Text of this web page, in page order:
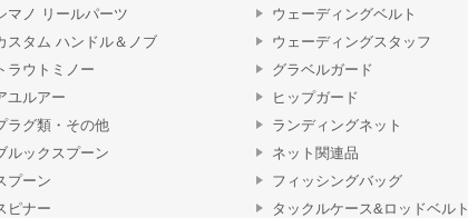
マノ リールパーツ
スタム ハンドル＆ノブ
トラウトミノー
ユルアー
ラグ類・その他
ルックスプーン
プーン
ピナー
ウェーディングベルト
ウェーディングスタッフ
グラベルガード
ヒップガード
ランディングネット
ネット関連品
フィッシングバッグ
タックルケース&ロッドベルト